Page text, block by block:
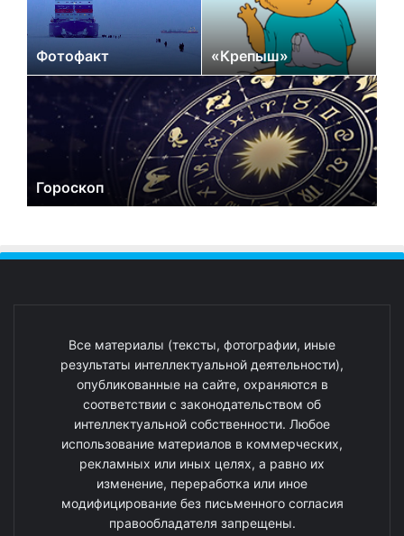
Фотофакт «Крепыш»
Гороскоп
Все материалы (тексты, фотографии, иные
результаты интеллектуальной деятельности),
опубликованные на сайте, охраняются в
соответствии с законодательством об
интеллектуальной собственности. Любое
использование материалов в коммерческих,
рекламных или иных целях, а равно их
изменение, переработка или иное
модифицирование без письменного согласия
правообладателя запрещены.